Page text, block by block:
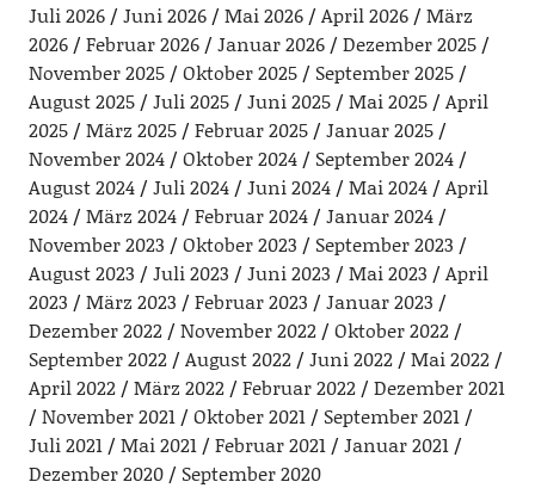
Juli 2026 Juni 2026 Mai 2026 April 2026
März
2026
Februar 2026 Januar 2026
Dezember 2025
November 2025
Oktober 2025
September 2025
August 2025
Juli 2025 Juni 2025 Mai 2025
April
2025
März 2025 Februar 2025
Januar 2025
November 2024
Oktober 2024
September 2024
August 2024
Juli 2024 Juni 2024 Mai 2024
April
2024
März 2024 Februar 2024
Januar 2024
November 2023
Oktober 2023
September 2023
August 2023
Juli 2023 Juni 2023 Mai 2023
April
2023
März 2023 Februar 2023
Januar 2023
Dezember 2022
November 2022
Oktober 2022
September 2022
August 2022 Juni 2022
Mai 2022
April 2022
März 2022 Februar 2022
Dezember 2021
November 2021
Oktober 2021
September 2021
Juli 2021
Mai 2021 Februar 2021
Januar 2021
Dezember 2020
September 2020